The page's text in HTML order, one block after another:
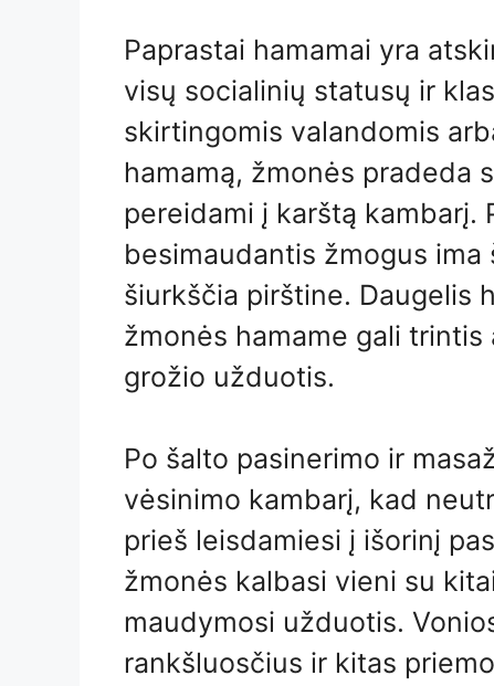
Paprastai hamamai yra
visų socialinių statusų ir
skirtingomis valandomis
hamamą, žmonės pradeda
pereidami į karštą kambarį.
besimaudantis žmogus
šiurkščia pirštine. Daugelis
žmonės hamame gali
grožio užduotis.
Po šalto pasinerimo ir
vėsinimo kambarį, kad
prieš leisdamiesi į išorinį
žmonės kalbasi vieni su
maudymosi užduotis.
rankšluosčius ir kitas